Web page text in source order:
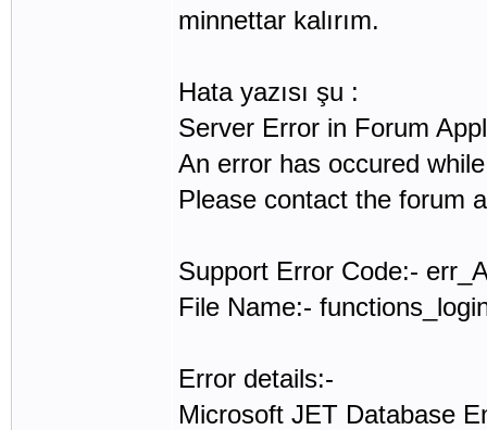
minnettar kalırım.
Hata yazısı şu :
Server Error in Forum
An error has occured
Please contact the forum
Support Error Code:-
File Name:-
Error details:-
Microsoft JET Database